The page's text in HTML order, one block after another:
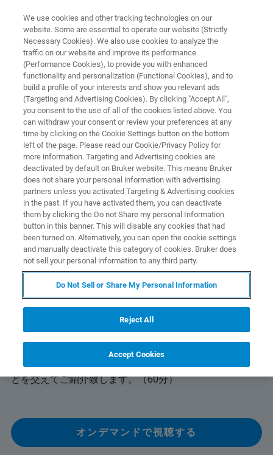
光学プロファイラー ウェビナー
欠陥観察・表面計測による課題
可視化ソリューション ～ 5G時
代の電子材料や電池、医療医薬
分野の品質管理に、Ⅹ線CTと3D
白色干渉計による多角的評価 ～
ブルカーＸ線事業部とナノ表面計測事業部の共催ウェビ
ナー。本ウェビナーでは研究・開発・評価・生産管理な
線CTシステムと表面の微小な形状を高分解能で計測・観
察が可能な3D白色干渉計のそれぞれの原理・活用事例な
どを交えてご紹介致します。（60分）
オンデマンドで視聴する
We use cookies and other tracking technologies on our
website. Some are essential to operate our website (Strictly
Necessary Cookies). We also use cookies to analyze the
traffic on our website and improve its performance
(Performance Cookies), to provide you with enhanced
functionality and personalization (Functional Cookies), and to
build a profile of your interests and show you relevant ads
(Targeting and Advertising Cookies). By clicking "Accept All",
you consent to the use of all of the cookies listed above. You
can withdraw your consent or review your preferences at any
time by clicking on the Cookie Settings button on the bottom
left of the page. Please read our Cookie/Privacy Policy for
more information. Targeting and Advertising cookies are
deactivated by default on Bruker website. This means Bruker
does not share your personal information with advertising
partners unless you activated Targeting & Advertising cookies
in the past. If you have activated them, you can deactivate
them by clicking the Do not Share my personal Information
button in this banner. This will disable any cookies that had
been turned on. Alternatively, you can open the cookie settings
and manually deactivate this category of cookies. Bruker does
not sell your personal information to any third party.
Do Not Sell or Share My Personal Information
Reject All
Accept Cookies